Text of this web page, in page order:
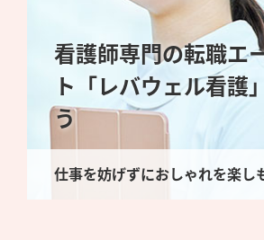
看護師専門の転職エ
ト「レバウェル看護
う
仕事を妨げずにおしゃれを楽し